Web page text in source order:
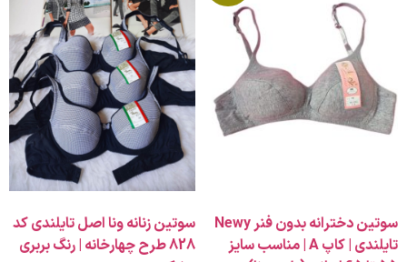
سوتین دخترانه بدون فنر Newy
تایلندی | کاپ A | مناسب سایز
سوتین زنانه ونا اصل تایلندی کد
828 طرح چهارخانه | رنگ بربری